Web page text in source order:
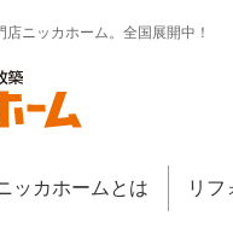
ニッカホーム。全国展開中！
ッカホームとは リフ